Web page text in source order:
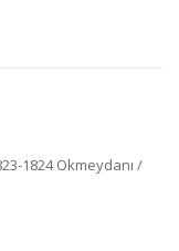
1824 Okmeydanı /